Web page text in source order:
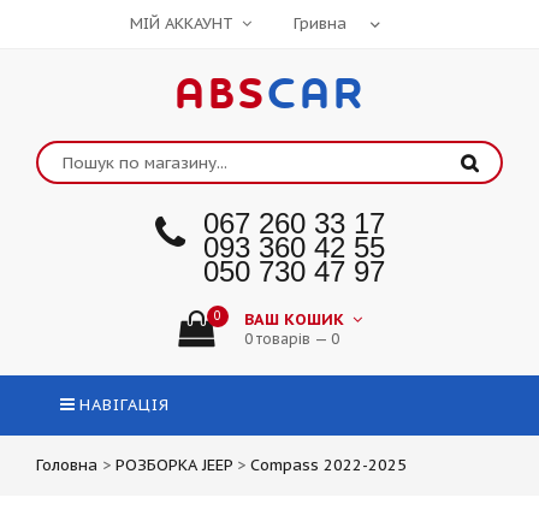
МІЙ АККАУНТ
ABSCAR
067 260 33 17
093 360 42 55
050 730 47 97
0 ВАШ КОШИК
0 товарів — 0
НАВІГАЦІЯ
Головна > РОЗБОРКА JEEP > Compass 2022-2025